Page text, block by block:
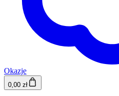
Okazje
0,00 zł